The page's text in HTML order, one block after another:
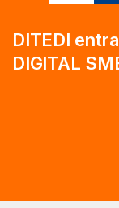
DITEDI
DIGITAL